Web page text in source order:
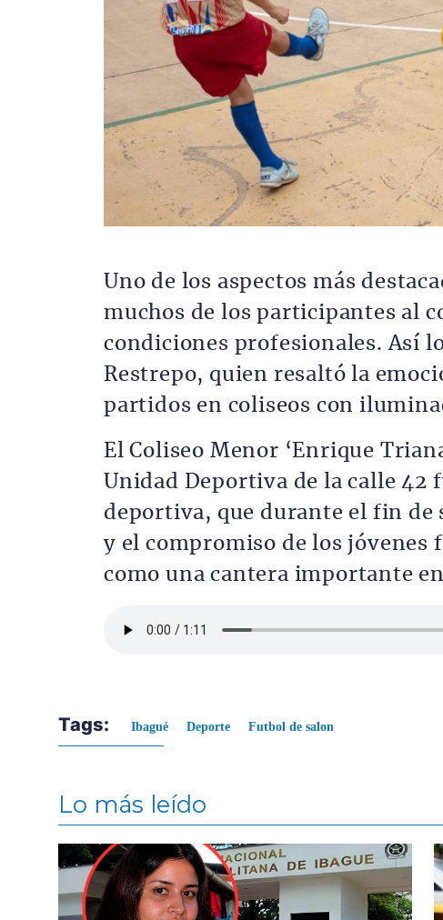
Uno de los aspectos más
muchos de los participantes al
condiciones profesionales. Así
Restrepo, quien resaltó la
partidos en coliseos con
El Coliseo Menor ‘Enrique
Unidad Deportiva de la calle 42
deportiva, que durante el fin de
y el compromiso de los
como una cantera importante
Tags: Ibagué Deporte Futbol de salon
Lo más leído
Contenido multimedia principal